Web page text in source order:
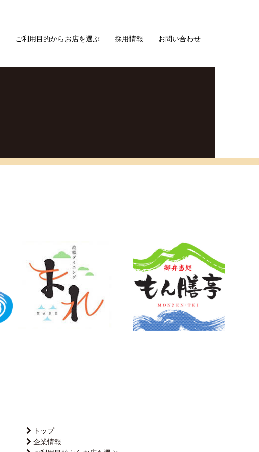
ご利用目的からお店を選ぶ 採用情報 お問い合わせ
トップ
企業情報